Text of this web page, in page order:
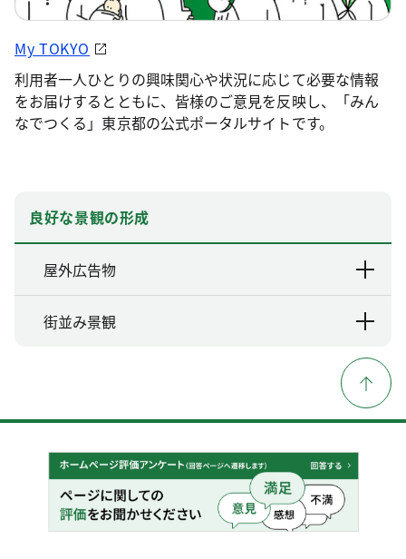
My TOKYO
利用者一人ひとりの興味関心や状況に応じて必要な情報
をお届けするとともに、皆様のご意見を反映し、「みん
なでつくる」東京都の公式ポータルサイトです。
良好な景観の形成
屋外広告物
街並み景観